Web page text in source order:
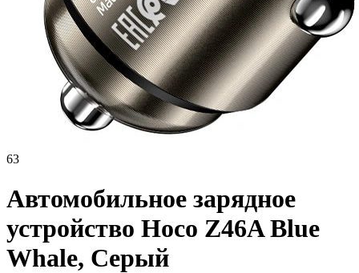
63
Автомобильное зарядное
устройство Hoco Z46A Blue
Whale, Серый